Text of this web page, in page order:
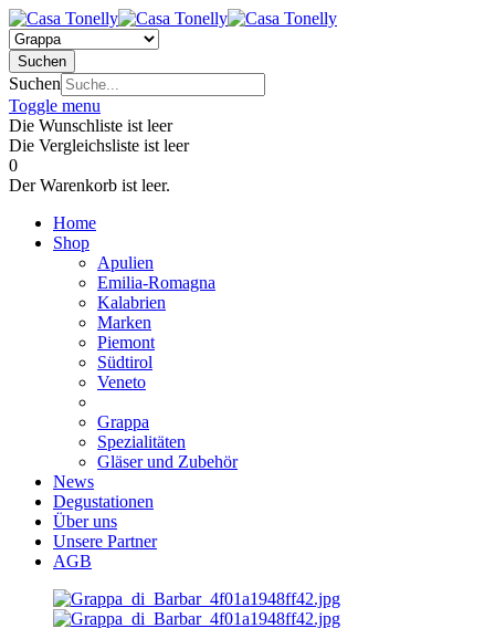
Suchen
Suchen
Toggle menu
Die Wunschliste ist leer
Die Vergleichsliste ist leer
0
Der Warenkorb ist leer.
Home
Shop
Apulien
Emilia-Romagna
Kalabrien
Marken
Piemont
Südtirol
Veneto
Grappa
Spezialitäten
Gläser und Zubehör
News
Degustationen
Über uns
Unsere Partner
AGB